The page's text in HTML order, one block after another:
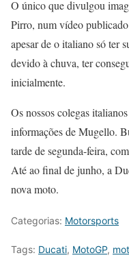
O único que divulgou
Pirro, num vídeo publicado
apesar de o italiano só ter
devido à chuva, ter
inicialmente.
Os nossos colegas
informações de Mugello.
tarde de segunda-feira,
Até ao final de junho, a
nova moto.
Categorias: Motorsports
Tags: Ducati, MotoGP,